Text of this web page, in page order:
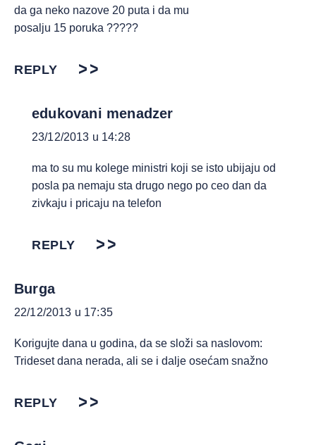
da ga neko nazove 20 puta i da mu
posalju 15 poruka ?????
REPLY
edukovani menadzer
23/12/2013 u 14:28
ma to su mu kolege ministri koji se isto ubijaju od
posla pa nemaju sta drugo nego po ceo dan da
zivkaju i pricaju na telefon
REPLY
Burga
22/12/2013 u 17:35
Korigujte dana u godina, da se složi sa naslovom:
Trideset dana nerada, ali se i dalje osećam snažno
REPLY